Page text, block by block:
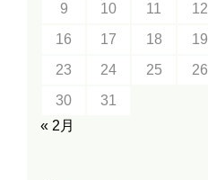
9
10 11 12
16
17 18 19
23
24 25 26
30
31
« 2月